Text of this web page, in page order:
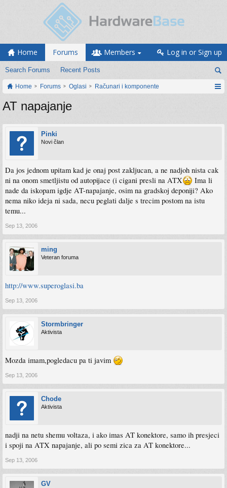
Home Forums
Search Forums Recent Posts
Members Log in or Sign up
Home Forums Oglasi Računari i komponente
AT napajanje
Pinki
Novi član
Da jos jednom upitam kad je onaj post zakljucan, a ne nadjoh nista cak
ni na onom smetljistu od autopijace (i cigani presli na ATX
Ima li
nade da iskopam igdje AT-napajanje, osim na gradskoj deponiji? Ako
nema niko ideja ni sada, necu peglati dalje s trecim postom na istu
temu...
Sep 13, 2006
ming
Veteran foruma
http://www.superoglasi.ba
Sep 13, 2006
Stormbringer
Aktivista
Mozda imam,pogledacu pa ti javim
Sep 13, 2006
Chode
Aktivista
nadji na netu shemu voltaza, i ako imas AT konektore, samo ih presjeci
i spoji na ATX napajanje, ali po semi zica za AT konektore...
Sep 13, 2006
GV